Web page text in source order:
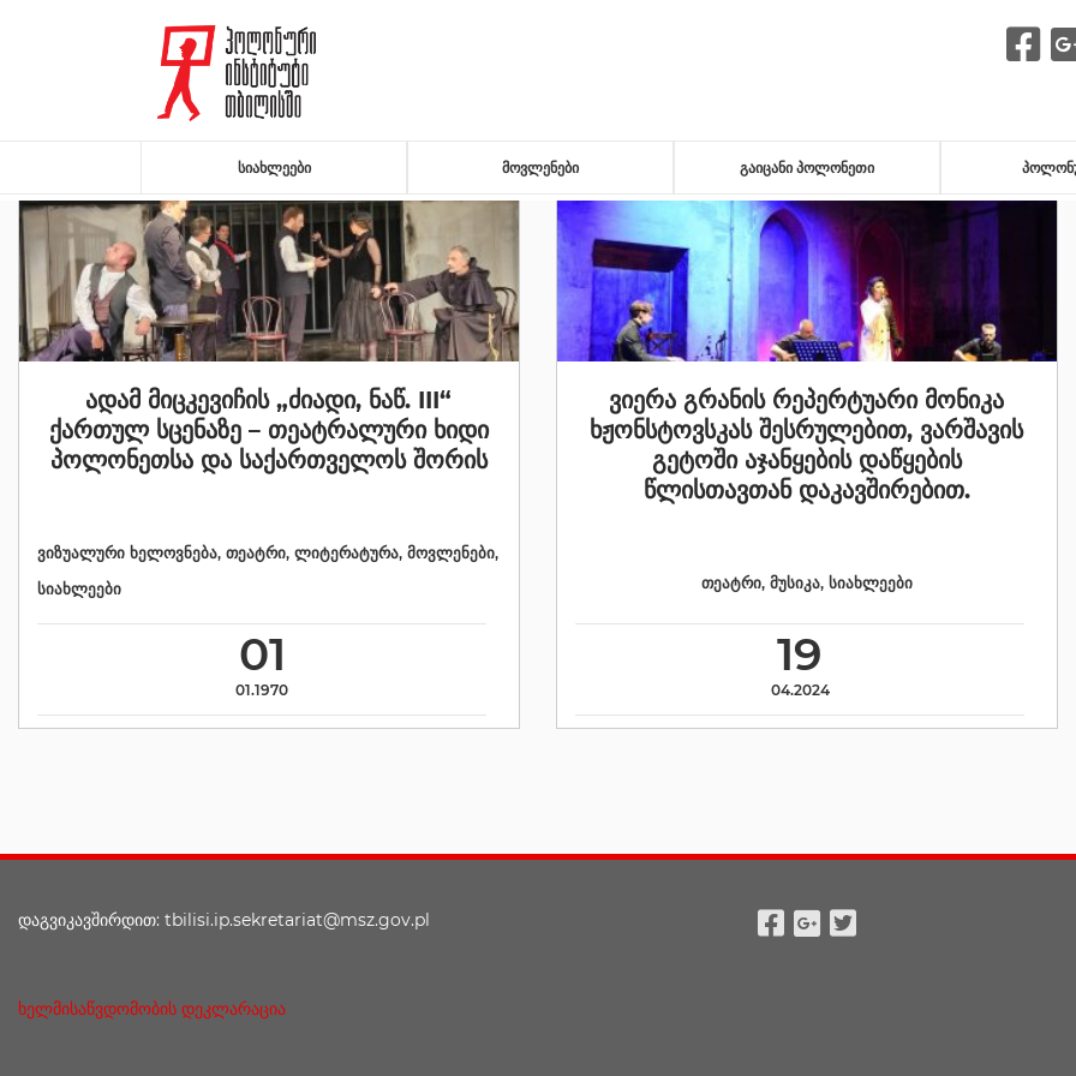
ᲡᲘᲐᲮᲚᲔᲔᲑᲘ ᲛᲝᲕᲚᲔᲜᲔᲑᲘ ᲒᲐᲘᲪᲐᲜᲘ ᲞᲝᲚᲝᲜᲔᲗᲘ
ადამ მიცკევიჩის „ძიადი, ნაწ. III“
ქართულ სცენაზე – თეატრალური ხიდი
პოლონეთსა და საქართველოს შორის
01
01.1970
ვიზუალური ხელოვნება, თეატრი, ლიტერატურა, მოვლენები,
სიახლეები
ვიერა გრანის რეპერტუარი მონიკა
ხჟონსტოვსკას შესრულებით, ვარშავის
გეტოში აჯანყების დაწყების
წლისთავთან დაკავშირებით.
19
04.2024
თეატრი, მუსიკა, სიახლეები
დაგვიკავშირდით: tbilisi.ip.sekretariat@msz.gov.pl
ხელმისაწვდომობის დეკლარაცია